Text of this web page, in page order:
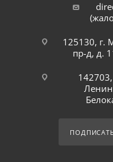
125130, г.
пр-д, д.